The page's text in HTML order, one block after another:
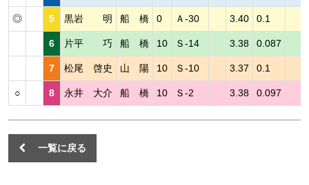
◎ 5 黒岩 明 船 橋 0 Ａ-30 3.40 0.1
6 片平 巧 船 橋 10 Ｓ-14 3.38 0.087
7 松尾 啓史 山 陽 10 Ｓ-10 3.37 0.1
○ 8 永井 大介 船 橋 10 Ｓ-2 3.38 0.097
一覧に戻る